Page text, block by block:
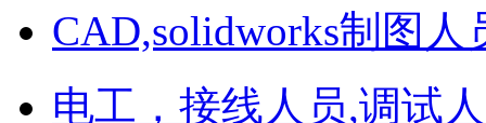
CAD,solidworks制图人
电工，接线人员,调试